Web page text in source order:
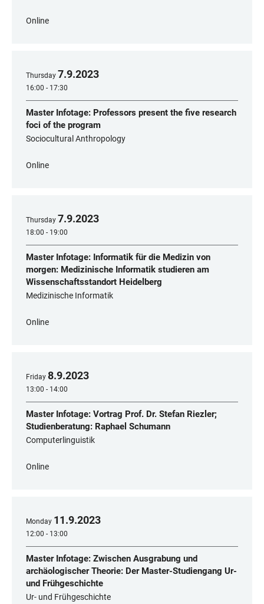
Online
Thursday 7.9.2023
16:00 - 17:30
Master Infotage: Professors present the five research
foci of the program
Sociocultural Anthropology
Online
Thursday 7.9.2023
18:00 - 19:00
Master Infotage: Informatik für die Medizin von
morgen: Medizinische Informatik studieren am
Wissenschaftsstandort Heidelberg
Medizinische Informatik
Online
Friday 8.9.2023
13:00 - 14:00
Master Infotage: Vortrag Prof. Dr. Stefan Riezler;
Studienberatung: Raphael Schumann
Computerlinguistik
Online
Monday 11.9.2023
12:00 - 13:00
Master Infotage: Zwischen Ausgrabung und
archäologischer Theorie: Der Master-Studiengang Ur-
und Frühgeschichte
Ur- und Frühgeschichte